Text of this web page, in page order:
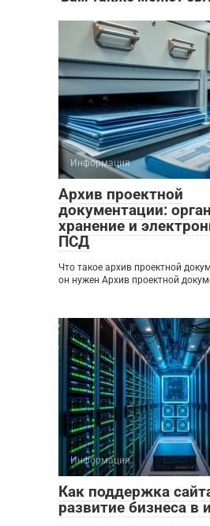
Информация
Архив проектной
документации:
хранение и
ПСД
Что такое архив проектной
он нужен Архив проектной
Информация
Как поддержка
развитие бизнеса в